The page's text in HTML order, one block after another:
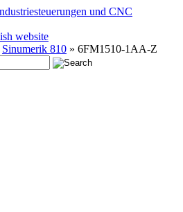
Sinumerik 810 » 6FM1510-1AA-Z